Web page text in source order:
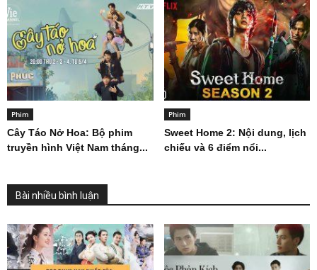
Phim
Cây Táo Nở Hoa: Bộ phim
truyền hình Việt Nam tháng...
Phim
Sweet Home 2: Nội dung, lịch
chiếu và 6 điểm nổi...
Bài nhiều bình luận